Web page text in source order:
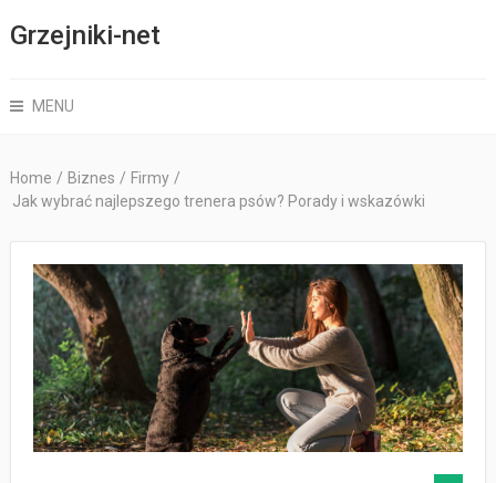
Grzejniki-net
MENU
Home / Biznes / Firmy /
Jak wybrać najlepszego trenera psów? Porady i wskazówki